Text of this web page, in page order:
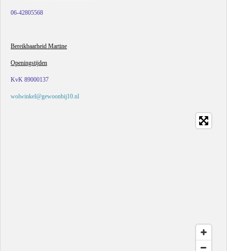
06-42805568
Bereikbaarheid Martine
Openingstijden
KvK 89000137
wolwinkel@gewoonbij10.nl